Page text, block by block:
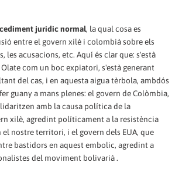
jurídic normal, la qual cosa es
entre el govern xilè i colombià sobre els
les acusacions, etc. Aquí és clar que: s'està
com un boc expiatori, s'està generant
del cas, i en aquesta aigua tèrbola, ambdós
guany a mans plenes: el govern de Colòmbia,
amb la causa política de la
xilè, agredint políticament a la resistència
nostre territori, i el govern dels EUA, que
bastidors en aquest embolic, agredint a
del moviment bolivarià .